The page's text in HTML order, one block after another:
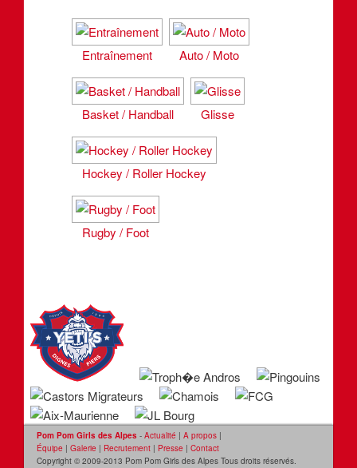
Entraînement Auto / Moto
Basket / Handball Glisse
Hockey / Roller Hockey
Rugby / Foot
Pom Pom Girls des Alpes - Actualité | A propos |
Équipe | Galerie | Recrutement | Presse | Contact
Copyright © 2009-2013 Pom Pom Girls des Alpes Tous droits réservés.